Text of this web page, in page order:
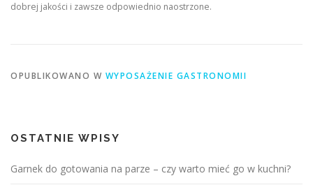
dobrej jakości i zawsze odpowiednio naostrzone.
OPUBLIKOWANO W WYPOSAŻENIE GASTRONOMII
OSTATNIE WPISY
Garnek do gotowania na parze – czy warto mieć go w kuchni?